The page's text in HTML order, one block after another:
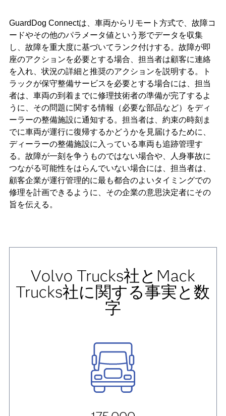
GuardDog Connectは、車両からリモート方式で、故障コ
ードやその他のパラメータ値という形でデータを収集
し、故障を重大度に基づいてランク付けする。故障が即
座のアクションを必要とする場合、担当者は顧客に連絡
を入れ、状況の詳細と推奨のアクションを説明する。ト
ラックが保守整備サービスを必要とする場合には、担当
者は、車両の到着までに修理技術者の準備が完了するよ
うに、その問題に関する情報（必要な部品など）をディ
ーラーの整備施設に通知する。担当者は、約束の時刻ま
でに車両が運行に復帰するかどうかを見届けるために、
ディーラーの整備施設に入っている車両も追跡管理す
る。故障が一刻を争うものではない場合や、人身事故に
つながる可能性をはらんでいない場合には、担当者は、
顧客企業が運行管理的に最も都合のよいタイミングでの
修理を計画できるように、その企業の意思決定者にその
旨を伝える。
Volvo Trucks社とMack
Trucks社に関する事実と数
字